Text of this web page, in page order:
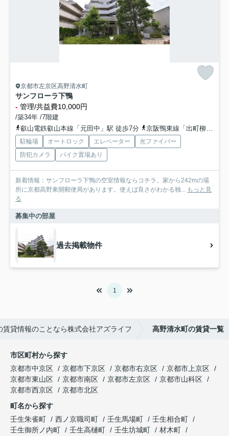
京都市左京区高野清水町
サンフローラ下鴨
- 管理/共益費10,000円
/築34年 /7階建
叡山電鉄叡山本線「元田中」駅 徒歩7分
京阪鴨東線「出町柳」駅 徒歩14分
駐輪場 オートロック エレベーター
光ファイバー
防犯カメラ
バイク置場あり
新着情報：サンフローラ下鴨の空室情報ならコチラ。家から242mの場
所に京都高野東開郵便局があります。使えば良さがわかる独... もっと見
る
募集中の部屋
過去掲載物件
1
賃貸情報のことなら株式会社アズライフ 高野清水町の賃貸一覧
市区町村から探す
京都市中京区
京都市下京区 京都市右京区
京都市上京区
京都市東山区
京都市南区 京都市左京区
京都市山科区
京都市西京区
京都市北区
町名から探す
壬生朱雀町
西ノ京職司町 壬生馬場町
壬生相合町
壬生御所ノ内町
壬生高樋町 壬生坊城町
材木町